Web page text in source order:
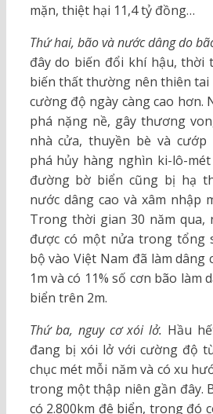
mặn, thiệt hại 11,4 tỷ đồng…
Thứ hai, bão và nước dâng do
đây do biến đổi khí hậu, thời
biến thất thường nên thiên tai
cường độ ngày càng cao hơn.
phá nặng nề, gây thương
nhà cửa, thuyền bè và cướp
phá hủy hàng nghìn ki-lô-
đường bờ biển cũng bị hạ
nước dâng cao và xâm nhập
Trong thời gian 30 năm
được có một nửa trong tổng
bộ vào Việt Nam đã làm dâng
1m và có 11% số cơn bão làm
biển trên 2m.
Thứ ba, nguy cơ xói lở. Hầu
đang bị xói lở với cường độ
chục mét mỗi năm và có xu
trong một thập niên gần đây.
có 2.800km đê biển, trong đó